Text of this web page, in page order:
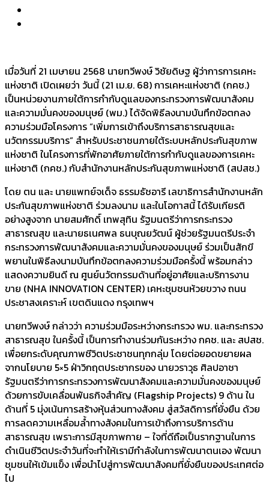
เมื่อวันที่ 21 เมษายน 2568 นายทวีพงษ์ วิชัยดิษฐ ผู้ว่าการการเคหะ
แห่งชาติ เปิดเผยว่า วันนี้ (21 เม.ย. 68) การเคหะแห่งชาติ (กคช.)
เป็นหน่วยงานภายใต้การกำกับดูแลของกระทรวงการพัฒนาสังคม
และความมั่นคงของมนุษย์ (พม.) ได้จัดพิธีลงนามบันทึกข้อตกลง
ความร่วมมือโครงการ “เพิ่มการเข้าถึงบริการสาธารณสุขและ
นวัตกรรมบริการ” สำหรับประชาชนภายใต้ระบบหลักประกันสุขภาพ
แห่งชาติ ในโครงการที่พักอาศัยภายใต้การกำกับดูแลของการเคหะ
แห่งชาติ (กคช.) กับสำนักงานหลักประกันสุขภาพแห่งชาติ (สปสช.)
โดย ตน และ นายแพทย์จเด็จ ธรรมธัชอารี เลขาธิการสำนักงานหลัก
ประกันสุขภาพแห่งชาติ ร่วมลงนาม และในโอกาสนี้ ได้รับเกียรติ
อย่างสูงจาก นายสมศักดิ์ เทพสุทิน รัฐมนตรีว่าการกระทรวง
สาธารณสุข และนายธเนศพล ธนบุณยวัฒน์ ผู้ช่วยรัฐมนตรีประจำ
กระทรวงการพัฒนาสังคมและความมั่นคงของมนุษย์ ร่วมเป็นสักขี
พยานในพิธีลงนามบันทึกข้อตกลงความร่วมมือครั้งนี้ พร้อมกล่าว
แสดงความยินดี ณ ศูนย์นวัตกรรมด้านที่อยู่อาศัยและบริการงาน
ขาย (NHA INNOVATION CENTER) เคหะชุมชนห้วยขวาง ถนน
ประชาสงเคราะห์ เขตดินแดง กรุงเทพฯ
นายทวีพงษ์ กล่าวว่า ความร่วมมือระหว่างกระทรวง พม. และกระทรวง
สาธารณสุข ในครั้งนี้ เป็นการทำงานร่วมกันระหว่าง กคช. และ สปสช.
เพื่อยกระดับคุณภาพชีวิตประชาชนทุกกลุ่ม โดยต่อยอดขยายผล
จากนโยบาย 5×5 ฝ่าวิกฤตประชากรของ นายวราวุธ ศิลปอาชา
รัฐมนตรีว่าการกระทรวงการพัฒนาสังคมและความมั่นคงของมนุษย์
ด้วยการขับเคลื่อนพันธกิจสำคัญ (Flagship Projects) 9 ด้าน ใน
ด้านที่ 5 มุ่งเน้นการสร้างหุ้นส่วนทางสังคม สู่สวัสดิการที่ยั่งยืน ด้วย
การลดความเหลื่อมล้ำทางสังคมในการเข้าถึงการบริการด้าน
สาธารณสุข เพราะการมีสุขภาพกาย – ใจที่ดีถือเป็นรากฐานในการ
ดำเนินชีวิตประจำวันที่จะทำให้เรามีกำลังในการพัฒนาตนเอง พัฒนา
ชุมชนให้เข้มแข็ง เพื่อนำไปสู่การพัฒนาสังคมที่ยั่งยืนของประเทศต่อ
ไป